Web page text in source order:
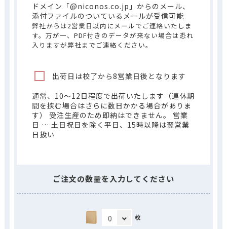
ドメイン「@niconos.co.jp」からのメール、
添付ファイルのついているメールが受信可能
弊社からは2営業日以内にメールでご連絡いたしま
す。万が一、PDF付きのデータが来ない場合は恐れ
入りますが弊社までご連絡ください。
出荷日は校了から8営業日後となります
通常、10～12日程度で出荷いたします（連休期
間を挟む場合はさらに数日かかる場合がありま
す） 受注生産のため即納はできません。 営業
日 … 土日祝日を除く平日、15時以降は翌営業
日扱い
ご注文の数量を入力してください
枚